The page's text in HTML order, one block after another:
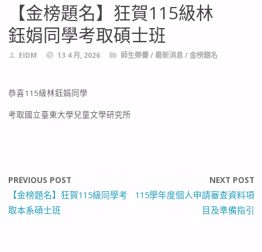
【金榜題名】狂賀115級林
鈺娟同學考取碩士班
EIDM 13 4 月, 2026 師生榮譽/最新消息/金榜題名
恭喜115級林鈺娟同學
考取國立臺東大學兒童文學研究所
PREVIOUS POST
【金榜題名】狂賀115級同學考
取本系碩士班
NEXT POST
115學年度個人申請審查資料項
目及準備指引